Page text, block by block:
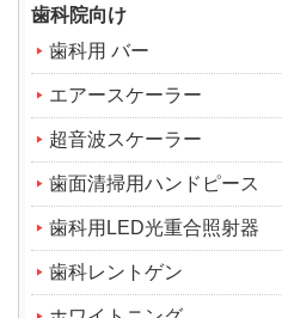
歯科院向け
歯科用 バー
エアースケーラー
超音波スケーラー
歯面清掃用ハンドピース
歯科用LED光重合照射器
歯科レントゲン